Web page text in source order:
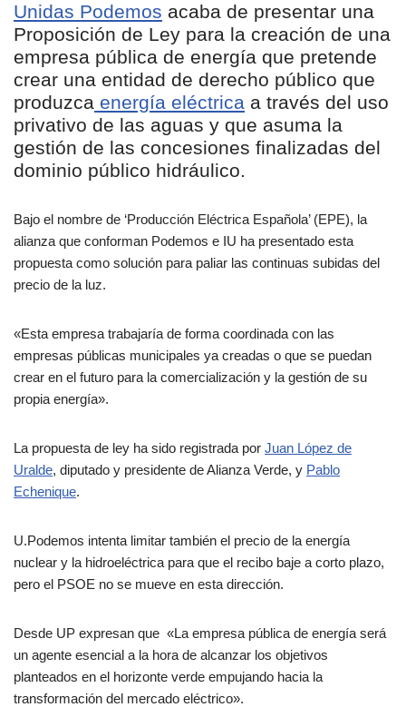
Unidas Podemos acaba de presentar una
Proposición de Ley para la creación de una
empresa pública de energía que pretende
crear una entidad de derecho público que
produzca energía eléctrica a través del uso
privativo de las aguas y que asuma la
gestión de las concesiones finalizadas del
dominio público hidráulico.
Bajo el nombre de ‘Producción Eléctrica Española’ (EPE), la
alianza que conforman Podemos e IU ha presentado esta
propuesta como solución para paliar las continuas subidas del
precio de la luz.
«Esta empresa trabajaría de forma coordinada con las
empresas públicas municipales ya creadas o que se puedan
crear en el futuro para la comercialización y la gestión de su
propia energía».
La propuesta de ley ha sido registrada por Juan López de
Uralde, diputado y presidente de Alianza Verde, y Pablo
Echenique.
U.Podemos intenta limitar también el precio de la energía
nuclear y la hidroeléctrica para que el recibo baje a corto plazo,
pero el PSOE no se mueve en esta dirección.
Desde UP expresan que «La empresa pública de energía será
un agente esencial a la hora de alcanzar los objetivos
planteados en el horizonte verde empujando hacia la
transformación del mercado eléctrico».